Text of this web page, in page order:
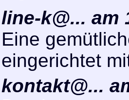
line-k@... am
Eine
eingerichtet
kontakt@...